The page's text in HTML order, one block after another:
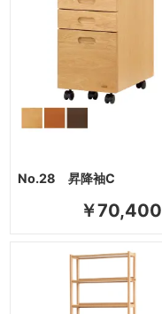
No.28 昇降袖C
￥70,400